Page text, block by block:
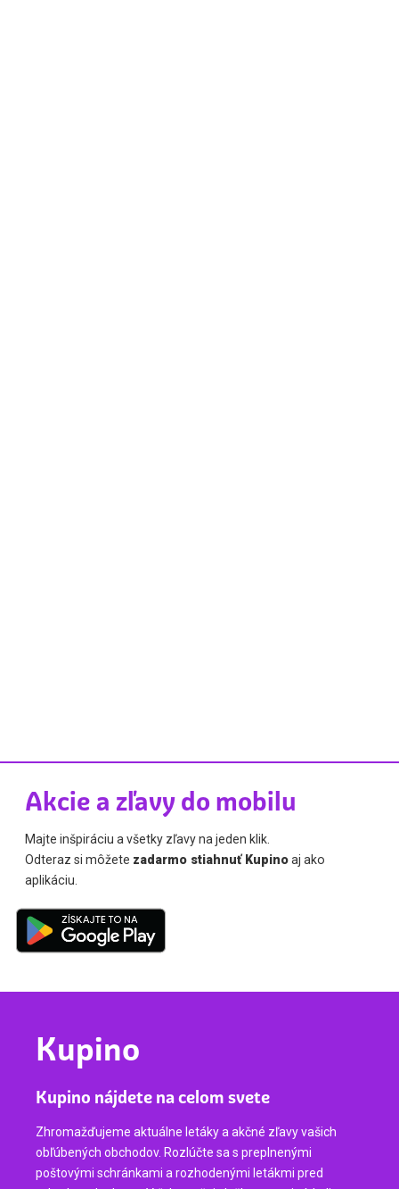
Akcie a zľavy do mobilu
Majte inšpiráciu a všetky zľavy na jeden klik.
Odteraz si môžete zadarmo stiahnuť Kupinoaj ako
aplikáciu.
Kupino
Kupino nájdete na celom svete
Zhromažďujeme aktuálne letáky a akčné zľavy vašich
obľúbených obchodov. Rozlúčte sa s preplnenými
poštovými schránkami a rozhodenými letákmi pred